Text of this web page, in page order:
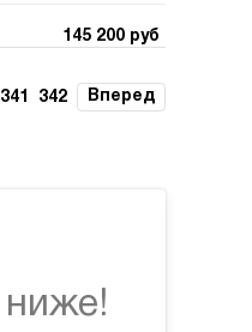
145 200 руб
146 362 руб
341 342 Вперед
ниже!